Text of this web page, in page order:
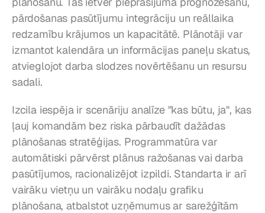
pārdošanas pasūtījumu integrāciju un reāllaika
redzamību krājumos un kapacitātē. Plānotāji var
izmantot kalendāra un informācijas paneļu skatus,
atvieglojot darba slodzes novērtēšanu un resursu
sadali.
Izcila iespēja ir scenāriju analīze "kas būtu, ja", kas
ļauj komandām bez riska pārbaudīt dažādas
plānošanas stratēģijas. Programmatūra var
automātiski pārvērst plānus ražošanas vai darba
pasūtījumos, racionalizējot izpildi. Standarta ir arī
vairāku vietņu un vairāku nodaļu grafiku
plānošana, atbalstot uzņēmumus ar sarežģītām